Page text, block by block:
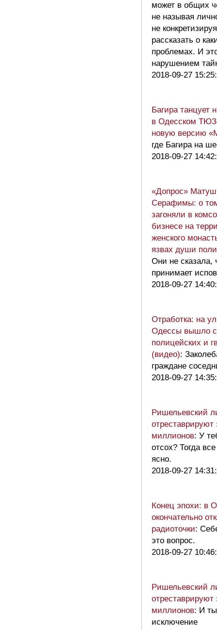
может в общих
не называя
не
рассказать о
проблемах. И
нарушением
2018-09-27
Багира танцует
в Одесском
новую версию
где Багира на
2018-09-27
«Допрос»
Серафимы: о
загоняли в
бизнесе на
женского
язвах души
Они не сказала,
принимает
2018-09-27
Отработка: на
Одессы вышло
полицейских и
(видео):
граждане
2018-09-27
Ришельевский
отреставрируют
миллионов: У
отсох? Тогда
ясно.
2018-09-27
Конец эпохи: в
окончательно
радиоточки:
это вопрос.
2018-09-27
Ришельевский
отреставрируют
миллионов: И
исключение